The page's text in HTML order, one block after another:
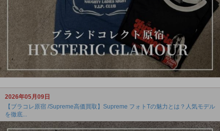
2026年05月09日
【ブラコレ原宿 /Supreme高価買取】Supreme フォトTの魅力とは？人気モデル
を徹底...